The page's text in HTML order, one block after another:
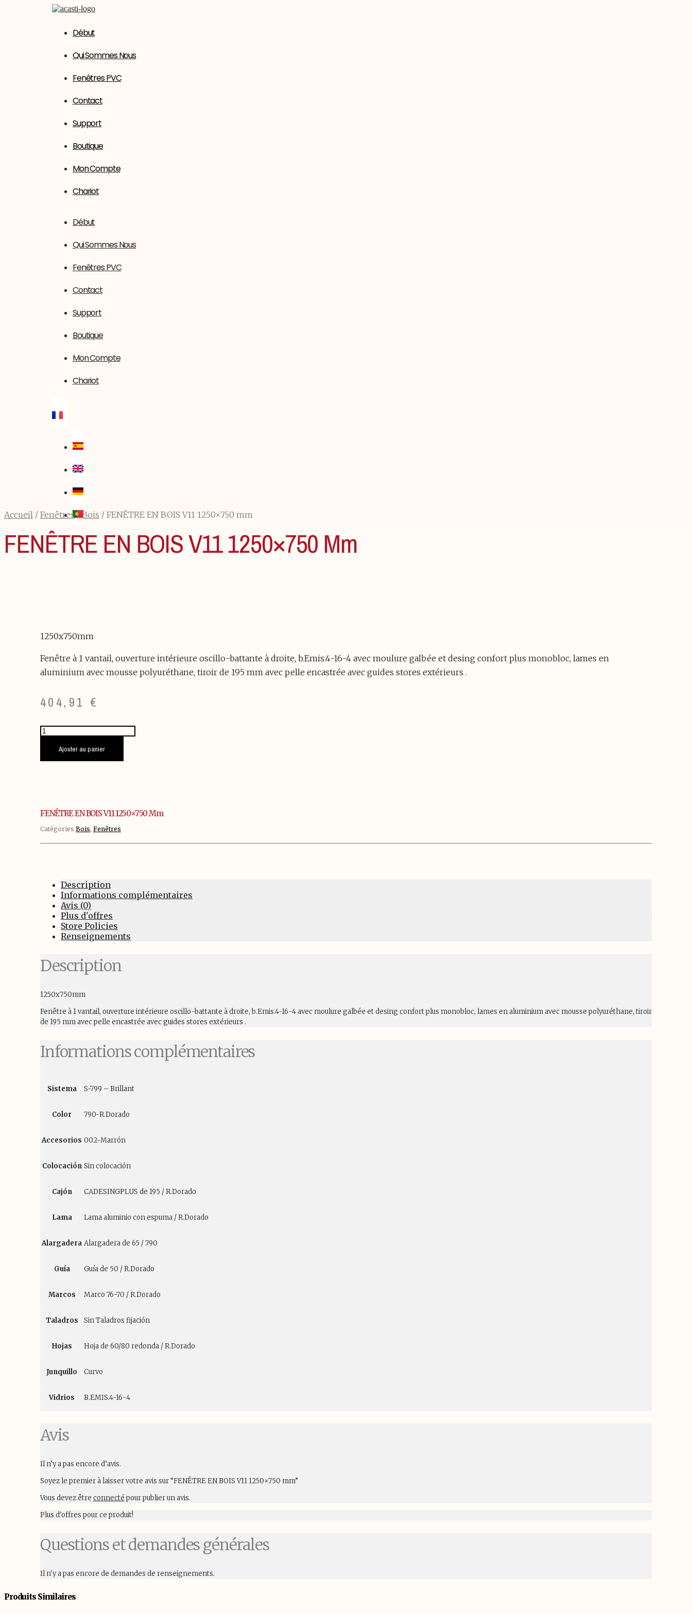
Début
Qui Sommes Nous
Fenêtres PVC
Contact
Support
Boutique
Mon Compte
Chariot
Début
Qui Sommes Nous
Fenêtres PVC
Contact
Support
Boutique
Mon Compte
Chariot
Accueil / Fenêtres/ Bois / FENÊTRE EN BOIS V11 1250×750 mm
FENÊTRE EN BOIS V11 1250×750 Mm
1250x750mm
Fenêtre à 1 vantail, ouverture intérieure oscillo-battante à droite, b.Emis.4-16-4 avec moulure galbée et desing confort plus monobloc, lames en
aluminium avec mousse polyuréthane, tiroir de 195 mm avec pelle encastrée avec guides stores extérieurs .
404,91 €
quantité
FENÊTRE
Ajouter au panier
FENÊTRE EN BOIS V11 1250×750 Mm
Catégories Bois, Fenêtres
Description
Informations complémentaires
Avis (0)
Plus d'offres
Store Policies
Renseignements
Description
1250x750mm
Fenêtre à 1 vantail, ouverture intérieure oscillo-battante à droite, b.Emis.4-16-4 avec moulure galbée et desing confort plus monobloc, lames en aluminium avec mousse polyuréthane, tiroir
de 195 mm avec pelle encastrée avec guides stores extérieurs .
Informations complémentaires
Sistema S-799 – Brillant
Color 790-R.Dorado
Accesorios 002-Marrón
Colocación Sin colocación
Cajón CADESINGPLUS de 195 / R.Dorado
Lama Lama aluminio con espuma / R.Dorado
Alargadera Alargadera de 65 / 790
Guía Guía de 50 / R.Dorado
Marcos Marco 76-70 / R.Dorado
Taladros Sin Taladros fijación
Hojas Hoja de 60/80 redonda / R.Dorado
Junquillo Curvo
Vidrios B.EMIS.4-16-4
Avis
Il n’y a pas encore d’avis.
Soyez le premier à laisser votre avis sur “FENÊTRE EN BOIS V11 1250×750 mm”
Vous devez être connectépour publier un avis.
Plus d'offres pour ce produit!
Questions et demandes générales
Il n'y a pas encore de demandes de renseignements.
Produits Similaires